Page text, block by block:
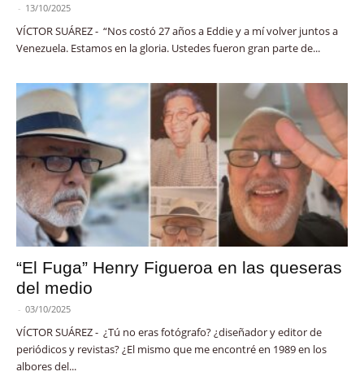
- 13/10/2025
VÍCTOR SUÁREZ - “Nos costó 27 años a Eddie y a mí volver juntos a
Venezuela. Estamos en la gloria. Ustedes fueron gran parte de...
“El Fuga” Henry Figueroa en las queseras
del medio
- 03/10/2025
VÍCTOR SUÁREZ - ¿Tú no eras fotógrafo? ¿diseñador y editor de
periódicos y revistas? ¿El mismo que me encontré en 1989 en los
albores del...